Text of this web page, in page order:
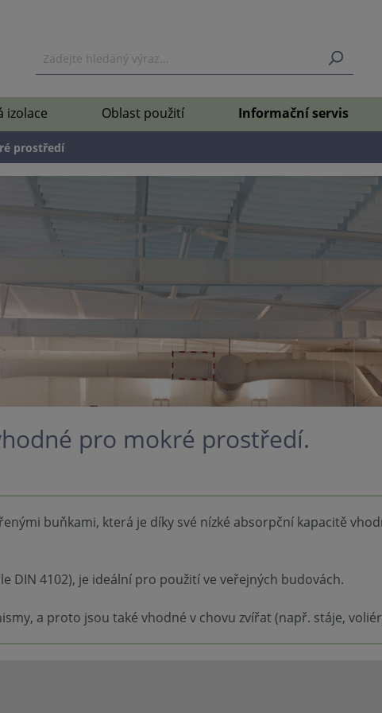
izolace Oblast použití Informační servis
prostředí
pro mokré prostředí.
buňkami, která je díky své nízké absorpční kapacitě
DIN 4102), je ideální pro použití ve veřejných budovách.
a proto jsou také vhodné v chovu zvířat (např. stáje,